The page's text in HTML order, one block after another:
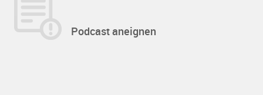
Podcast aneignen